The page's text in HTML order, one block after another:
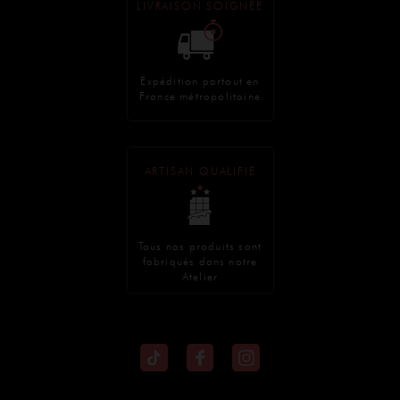
LIVRAISON SOIGNÉE
Expédition partout en
France métropolitaine
ARTISAN QUALIFIÉ
Tous nos produits sont
fabriqués dans notre
Atelier